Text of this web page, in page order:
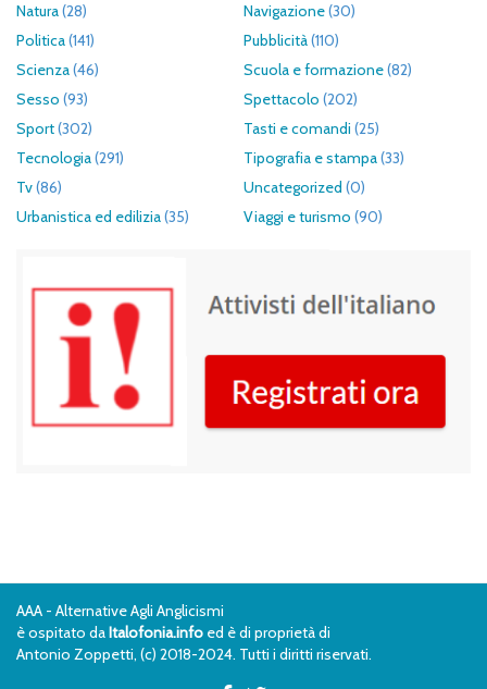
Natura(28) Navigazione(30)
Politica(141) Pubblicità(110)
Scienza(46) Scuola e formazione(82)
Sesso (93) Spettacolo (202)
Sport(302) Tasti e comandi (25)
Tecnologia(291) Tipografia e stampa(33)
Tv(86) Uncategorized (0)
Urbanistica ed edilizia(35) Viaggi e turismo (90)
AAA - Alternative Agli Anglicismi
è ospitato daItalofonia.info ed è di proprietà di
Antonio Zoppetti, (c) 2018-2024. Tutti i diritti riservati.